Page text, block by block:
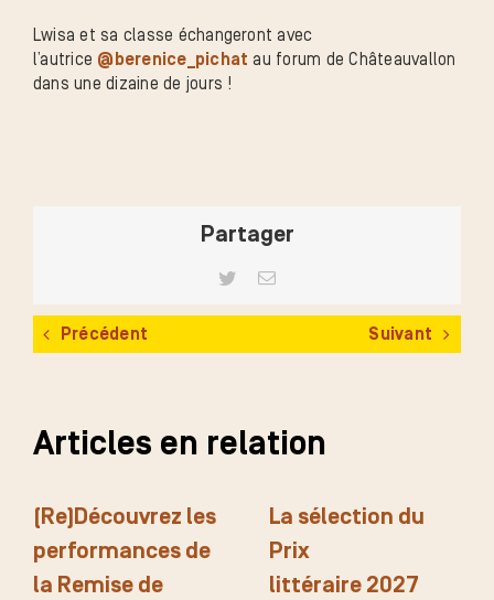
Lwisa et sa classe échangeront avec
l’autrice @berenice_pichat au forum de Châteauvallon
dans une dizaine de jours !
Partager
TwitterEmail
Précédent Suivant
Articles en relation
(Re)Découvrez les
performances de
la Remise de
La sélection du
Prix
littéraire 2027